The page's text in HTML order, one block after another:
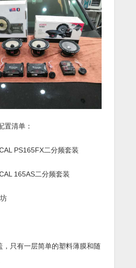
置清单：
PS165FX二分频套装
165AS二分频套装
，只有一层简单的塑料薄膜和随